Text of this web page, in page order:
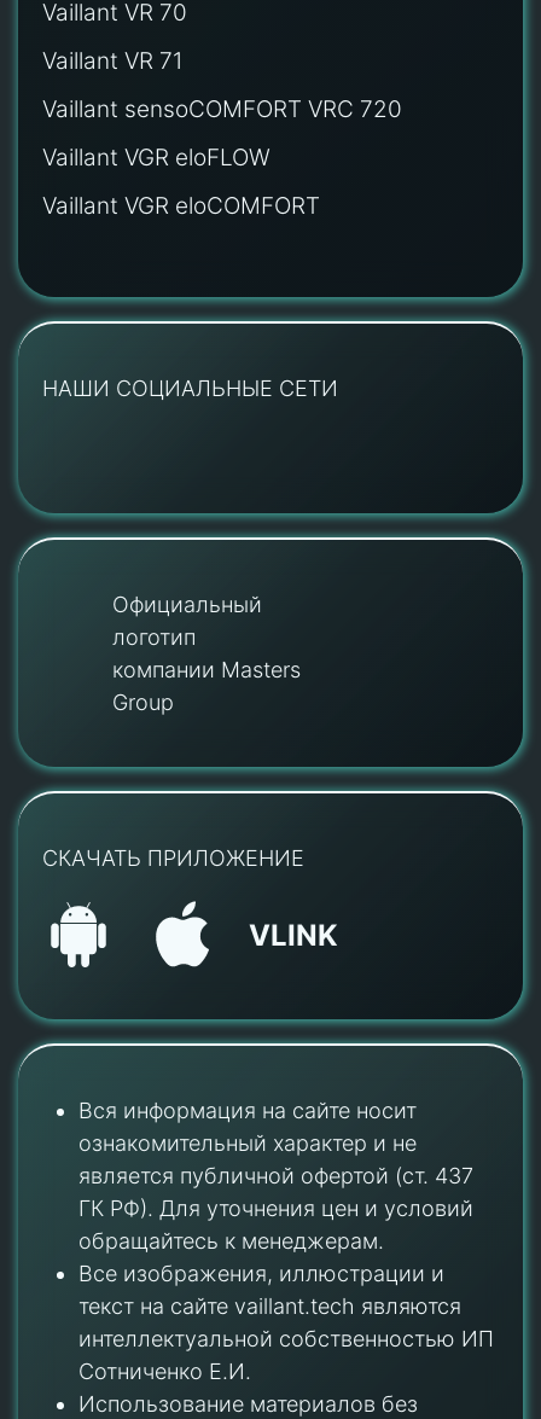
Vaillant VR 70
Vaillant VR 71
Vaillant sensoCOMFORT VRC 720
Vaillant VGR eloFLOW
Vaillant VGR eloCOMFORT
НАШИ СОЦИАЛЬНЫЕ СЕТИ
Официальный
логотип
компании Masters
Group
СКАЧАТЬ ПРИЛОЖЕНИЕ
VLINK
Вся информация на сайте носит
ознакомительный характер и не
является публичной офертой (ст. 437
ГК РФ). Для уточнения цен и условий
обращайтесь к менеджерам.
Все изображения, иллюстрации и
текст на сайте vaillant.tech являются
интеллектуальной собственностью ИП
Сотниченко Е.И.
Использование материалов без